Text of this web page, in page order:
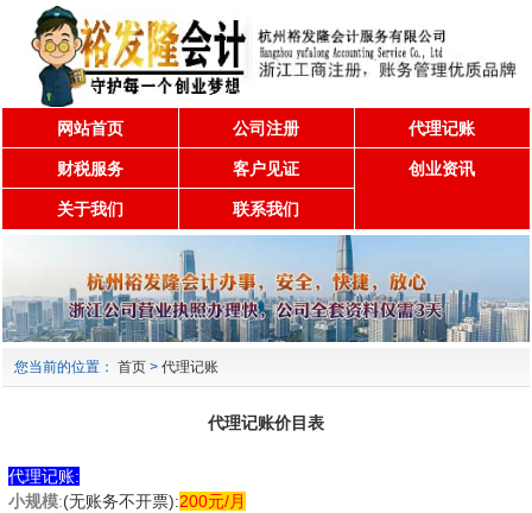
网站首页 公司注册 代理记账
财税服务 客户见证 创业资讯
关于我们 联系我们
您当前的位置： 首页 > 代理记账
代理记账价目表
代理记账:
小规模:(无账务不开票):200元/月